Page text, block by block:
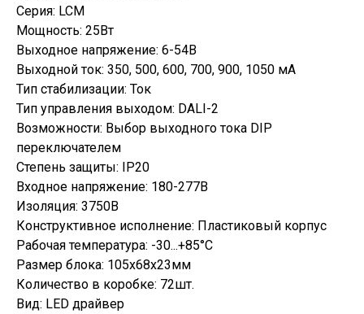
Серия: LCM
Мощность: 25Вт
Выходное напряжение: 6-54В
Выходной ток: 350, 500, 600, 700, 900, 1050 мА
Тип стабилизации: Ток
Тип управления выходом: DALI-2
Возможности: Выбор выходного тока DIP
переключателем
Степень защиты: IP20
Входное напряжение: 180-277В
Изоляция: 3750В
Конструктивное исполнение: Пластиковый корпус
Рабочая температура: -30...+85°C
Размер блока: 105х68х23мм
Количество в коробке: 72шт.
Вид: LED драйвер